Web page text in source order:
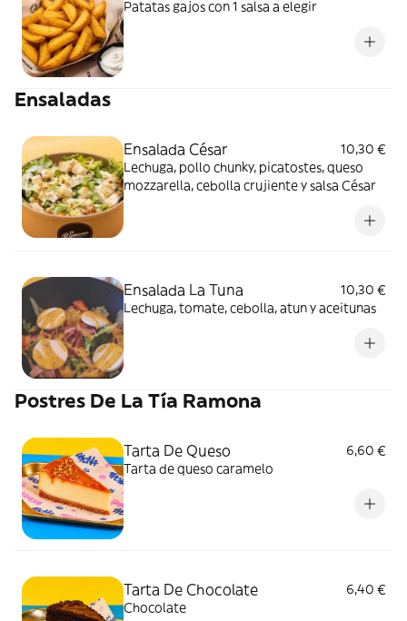
Patatas gajos con 1 salsa a elegir
Ensaladas
Ensalada César
10,30 €
Lechuga, pollo chunky, picatostes, queso
mozzarella, cebolla crujiente y salsa César
Ensalada La Tuna
10,30 €
Lechuga, tomate, cebolla, atun y aceitunas
Postres De La Tía Ramona
Tarta De Queso
6,60 €
Tarta de queso caramelo
Tarta De Chocolate
6,40 €
Chocolate